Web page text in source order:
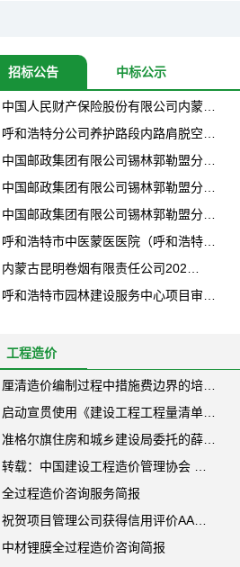
招标公告 中标公示
中国人民财产保险股份有限公司内蒙…
呼和浩特分公司养护路段内路肩脱空…
中国邮政集团有限公司锡林郭勒盟分…
中国邮政集团有限公司锡林郭勒盟分…
中国邮政集团有限公司锡林郭勒盟分…
呼和浩特市中医蒙医医院（呼和浩特…
内蒙古昆明卷烟有限责任公司202…
呼和浩特市园林建设服务中心项目审…
工程造价
厘清造价编制过程中措施费边界的培…
启动宣贯使用《建设工程工程量清单…
准格尔旗住房和城乡建设局委托的薛…
转载：中国建设工程造价管理协会 …
全过程造价咨询服务简报
祝贺项目管理公司获得信用评价AA…
中材锂膜全过程造价咨询简报